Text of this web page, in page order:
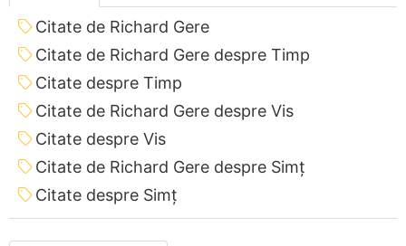
Citate de Richard Gere
Citate de Richard Gere despre Timp
Citate despre Timp
Citate de Richard Gere despre Vis
Citate despre Vis
Citate de Richard Gere despre Simț
Citate despre Simț